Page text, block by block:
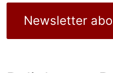
Newsletter